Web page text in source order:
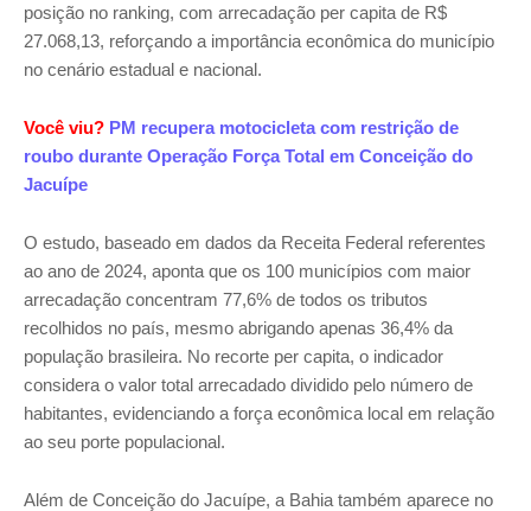
posição no ranking, com arrecadação per capita de R$
27.068,13, reforçando a importância econômica do município
no cenário estadual e nacional.
Você viu? PM recupera motocicleta com restrição de
roubo durante Operação Força Total em Conceição do
Jacuípe
O estudo, baseado em dados da Receita Federal referentes
ao ano de 2024, aponta que os 100 municípios com maior
arrecadação concentram 77,6% de todos os tributos
recolhidos no país, mesmo abrigando apenas 36,4% da
população brasileira. No recorte per capita, o indicador
considera o valor total arrecadado dividido pelo número de
habitantes, evidenciando a força econômica local em relação
ao seu porte populacional.
Além de Conceição do Jacuípe, a Bahia também aparece no